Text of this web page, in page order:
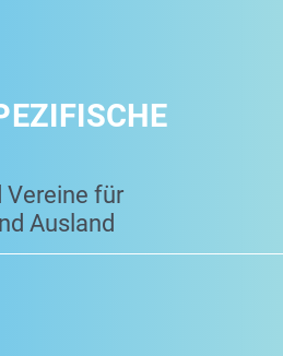
Vereine für
Ausland